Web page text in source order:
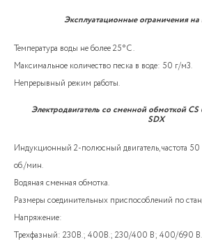
Эксплуатационные ограничения
Температура воды не более 25°C .
Максимальное количество песка в воде: 50 г/м3.
Непрерывный режим работы.
Электродвигатель со сменной обмоткой
SDX
Индукционный 2-полюсный двигатель, частота 50
об./мин.
Водяная сменная обмотка.
Размеры соединительных приспособлений по
Напряжение:
Трехфазный: 230В.; 400В.; 230/400 В; 400/690 В.